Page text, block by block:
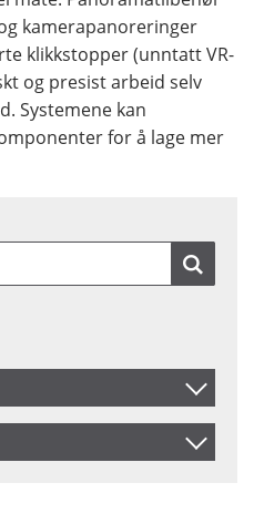
kamerapanoreringer
klikkstopper (unntatt VR-
og presist arbeid selv
Systemene kan
for å lage mer